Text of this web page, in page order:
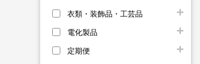
衣類・装飾品・工芸品
電化製品
定期便